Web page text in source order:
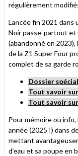
régulièrement
Lancée fin 2021 dans
Noir passe-partout et
(abandonné en
de la Z1 Super Four
complet de sa garde
Dossier
Tout savoir
Tout savoir
Pour mémoire ou
année (2025 !) dans
mettant
d'eau et sa poupe en